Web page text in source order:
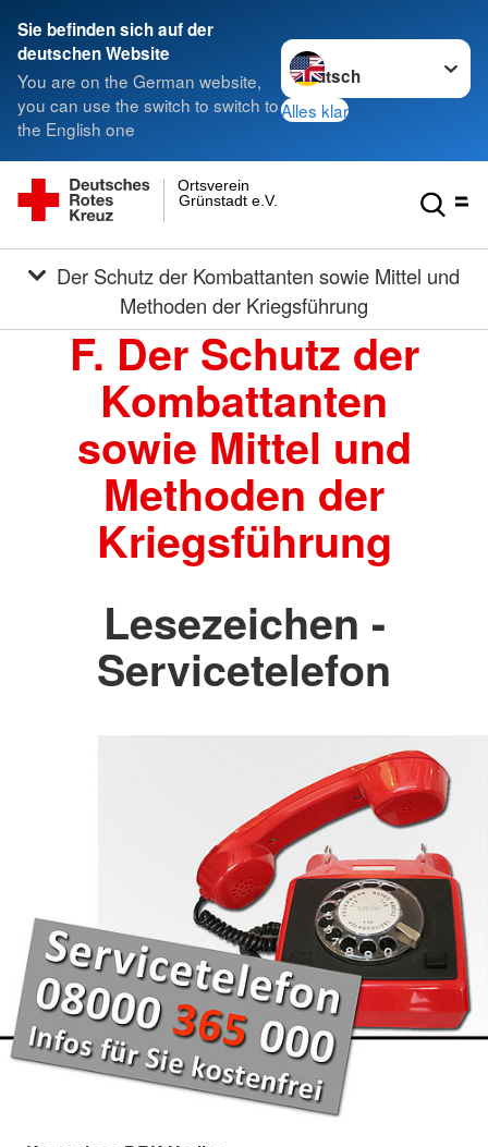
Sie befinden sich auf der
deutschen Website
You are on the German website,
you can use the switch to switch to
the English one
Sprache wechseln zu
Alles klar
Grünstadt e.V.
Ortsverein
Methoden der Kriegsführung
F. Der Schutz der
Kombattanten
sowie Mittel und
Methoden der
Kriegsführung
Lesezeichen -
Servicetelefon